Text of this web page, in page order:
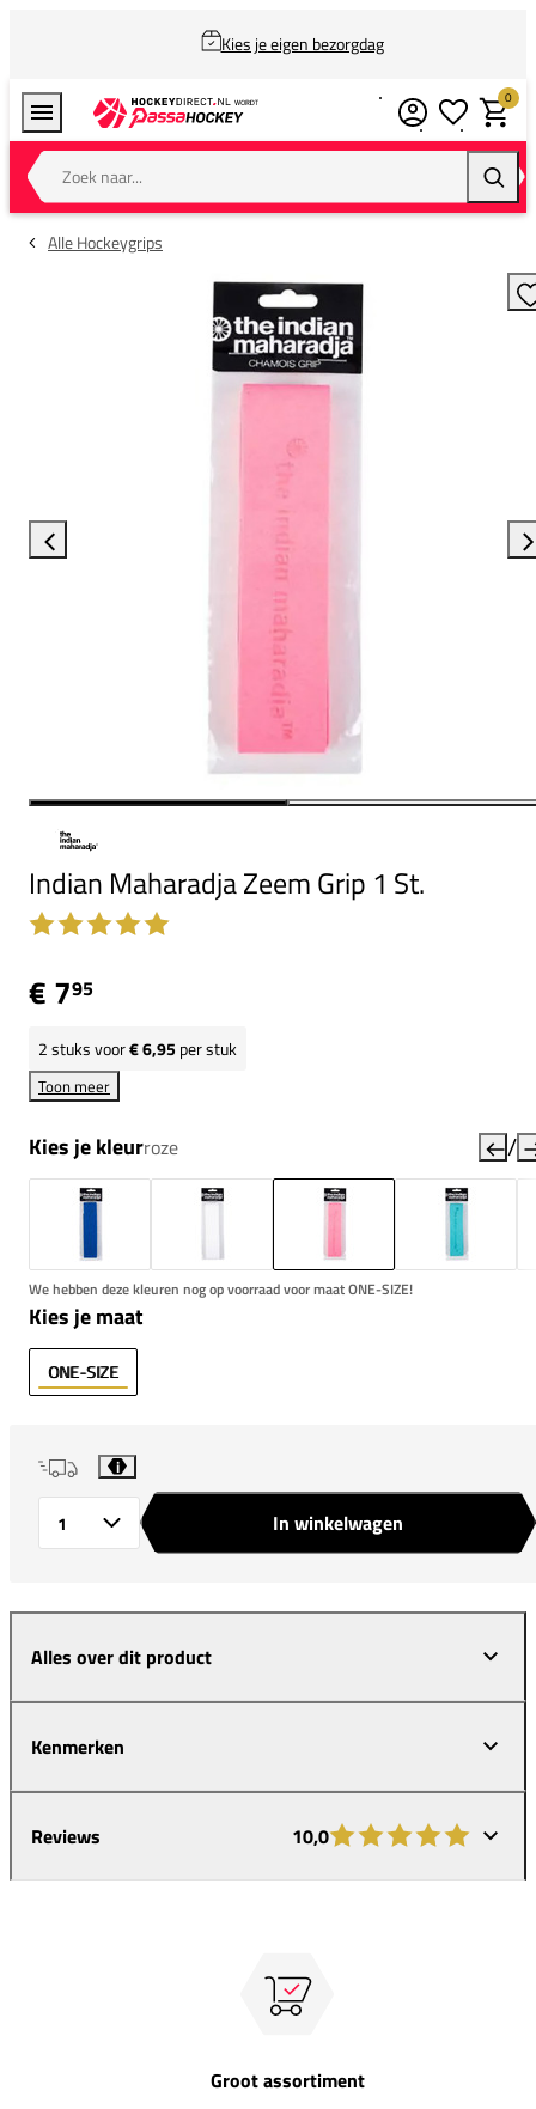
Kies je eigen bezorgdag
Zoek naar...
0
Alle Hockeygrips
Indian Maharadja Zeem Grip 1 St.
€ 795
2stuks voor€ 6,95 per stuk
Toon meer
Kies je kleurroze /
We hebben deze kleuren nog op voorraad voor maat ONE-SIZE!
Kies je maat
ONE-SIZE
i
In winkelwagen
Alles over dit product
Kenmerken
Reviews 10,0
Groot assortiment